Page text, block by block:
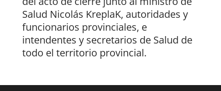
Salud Nicolás KreplaK, autoridades y
funcionarios provinciales, e
intendentes y secretarios de Salud de
todo el territorio provincial.